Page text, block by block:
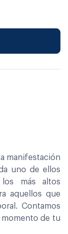
manifestación
uno de ellos
más altos
aquellos que
Contamos
de tu